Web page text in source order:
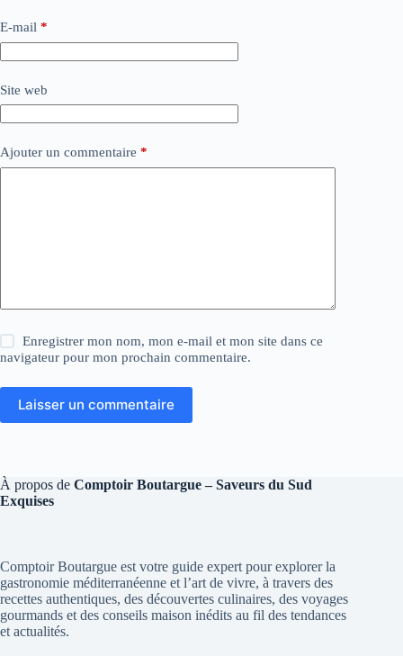
E-mail *
Site web
Ajouter un commentaire *
Enregistrer mon nom, mon e-mail et mon site dans ce
navigateur pour mon prochain commentaire.
Laisser un commentaire
À propos de Comptoir Boutargue – Saveurs du Sud
Exquises
Comptoir Boutargue est votre guide expert pour explorer la
gastronomie méditerranéenne et l’art de vivre, à travers des
recettes authentiques, des découvertes culinaires, des voyages
gourmands et des conseils maison inédits au fil des tendances
et actualités.